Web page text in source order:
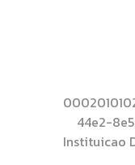
44e2-
Instituicao